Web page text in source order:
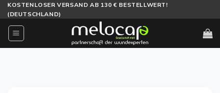
Zum
Inhalt
springen
KOSTENLOSER VERSAND AB 130 € BESTELLWERT!
(DEUTSCHLAND)